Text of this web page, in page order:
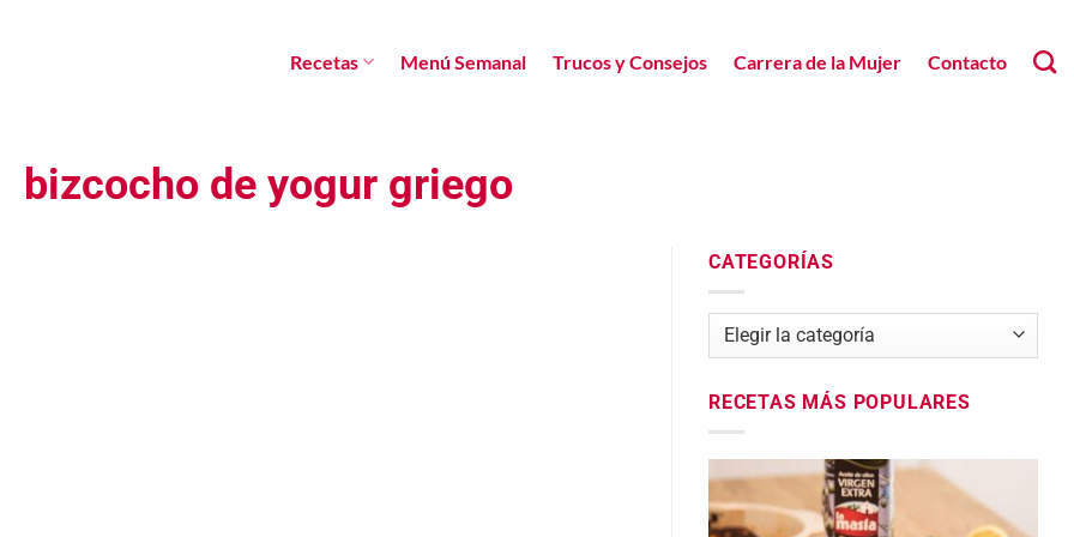
Recetas Menú Semanal Trucos y Consejos Carrera de la Mujer Contacto
bizcocho de yogur griego
CATEGORÍAS
Categorías
RECETAS MÁS POPULARES